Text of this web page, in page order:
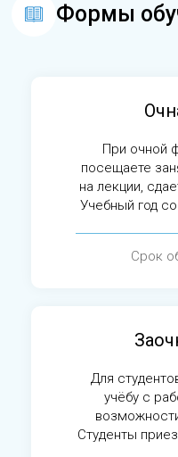
Формы
При очной
посещаете
на лекции,
Учебный год
Срок
Для
учёбу с
Студенты